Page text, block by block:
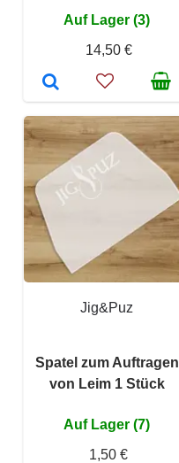
Auf Lager (3)
14,50 €
Jig&Puz
Spatel zum Auftragen
von Leim 1 Stück
Auf Lager (7)
1,50 €